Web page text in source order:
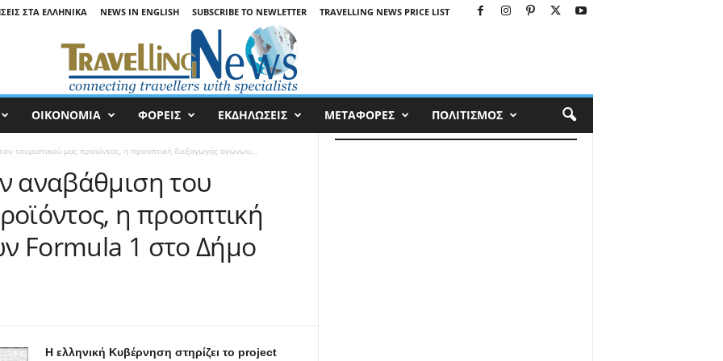
ΣΤΑ ΕΛΛΗΝΙΚΆ NEWS IN ENGLISH SUBSCRIBE TO NEWLETTER TRAVELLING NEWS PRICE LIST
ΟΙΚΟΝΟΜΙΑ ΦΟΡΕΙΣ ΕΚΔΗΛΩΣΕΙΣ ΜΕΤΑΦΟΡΕΣ ΠΟΛΙΤΙΣΜΟΣ
τουριστικού μας προϊόντος, η προοπτική διεξαγωγής αγώνων...
αναβάθμιση του
η προοπτική
Formula 1 στο Δήμο
Η ελληνική Κυβέρνηση στηρίζει το project